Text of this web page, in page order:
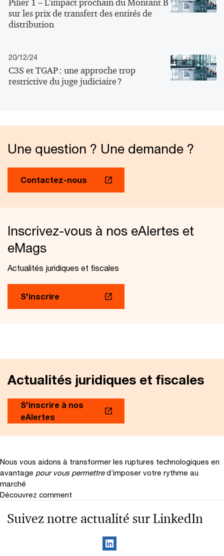
Pilier 1 – L’impact prochain du Montant B
sur les prix de transfert des entités de
distribution
20/12/24
C3S et TGAP : une approche trop
restrictive du juge judiciaire ?
Une question ? Une demande ?
Contactez-nous
Inscrivez-vous à nos eAlertes et
eMags
Actualités juridiques et fiscales
S'inscrire
Actualités juridiques et fiscales
S'inscrire à nos
eAlertes
Nous vous aidons à transformer les ruptures technologiques en
avantage pour vous permettre d’imposer votre rythme au
marché
Découvrez comment
Suivez notre actualité sur LinkedIn